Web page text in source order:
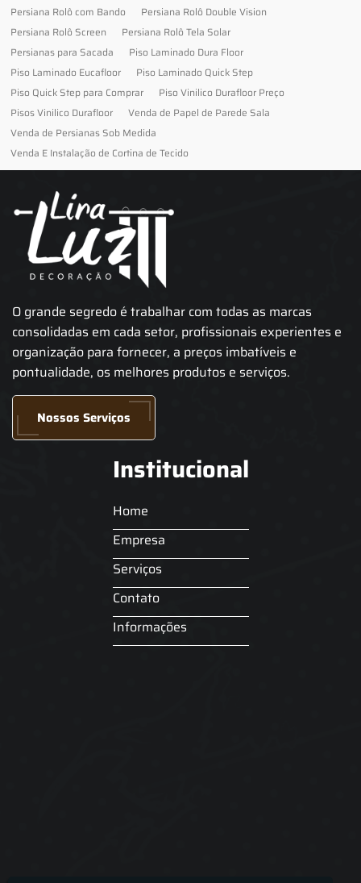
Persiana Rolô com Bando
Persiana Rolô Double Vision
Persiana Rolô Screen
Persiana Rolô Tela Solar
Persianas para Sacada
Piso Laminado Dura Floor
Piso Laminado Eucafloor
Piso Laminado Quick Step
Piso Quick Step para Comprar
Piso Vinilico Durafloor Preço
Pisos Vinilico Durafloor
Venda de Papel de Parede Sala
Venda de Persianas Sob Medida
Venda E Instalação de Cortina de Tecido
O grande segredo é trabalhar com todas as marcas
consolidadas em cada setor, profissionais experientes e
organização para fornecer, a preços imbatíveis e
pontualidade, os melhores produtos e serviços.
Nossos Serviços
Institucional
Home
Empresa
Serviços
Contato
Informações